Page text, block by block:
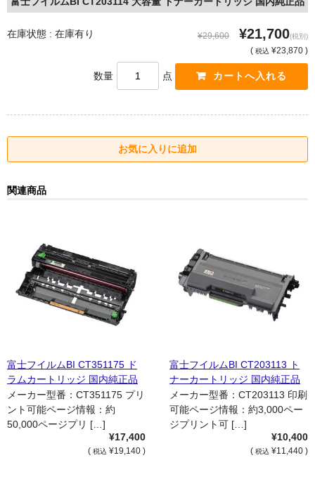
在庫状態 : 在庫有り ¥29,600 ¥21,700(税別)
( 税込 ¥23,870 )
数量 点
関連商品
富士フイルムBI CT351175 ド
ラムカートリッジ 国内純正品
メーカー型番：CT351175 プリ
ント可能ページ情報：約
50,000ページプリ […]
¥17,400
( 税込 ¥19,140 )
富士フイルムBI CT203113 ト
ナーカートリッジ 国内純正品
メーカー型番：CT203113 印刷
可能ページ情報：約3,000ペー
ジプリント可 […]
¥10,400
( 税込 ¥11,440 )